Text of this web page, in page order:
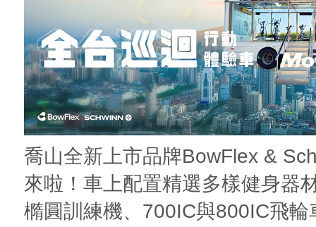
喬山全新上市品牌BowFlex &
來啦！車上配置精選多樣健身器
橢圓訓練機、700IC與800IC飛輪